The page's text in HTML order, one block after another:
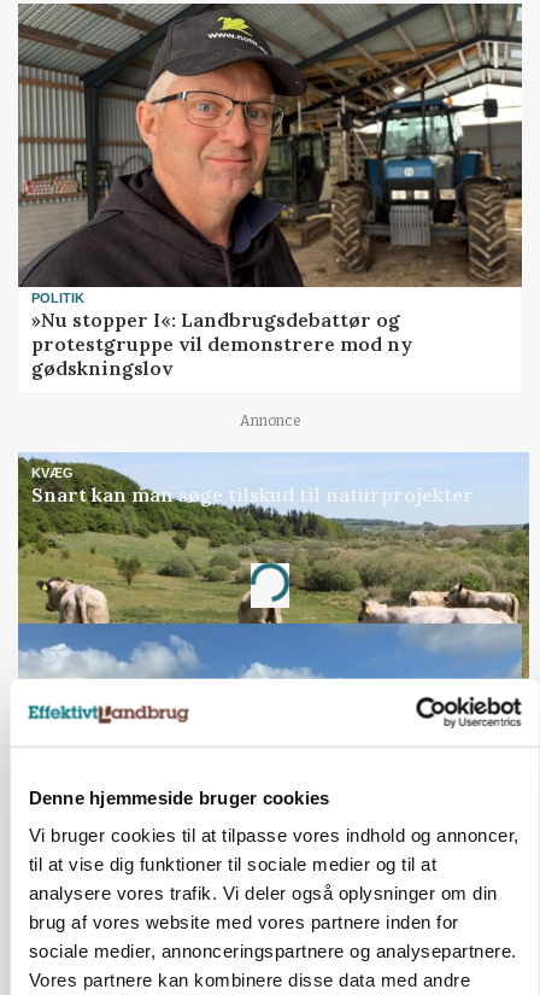
Denne hjemmeside bruger cookies
Vi bruger cookies til at tilpasse vores indhold og annoncer,
til at vise dig funktioner til sociale medier og til at
analysere vores trafik. Vi deler også oplysninger om din
brug af vores website med vores partnere inden for
sociale medier, annonceringspartnere og analysepartnere.
Vores partnere kan kombinere disse data med andre
POLITIK
»Nu stopper I«: Landbrugsdebattør og
protestgruppe vil demonstrere mod ny
gødskningslov
Annonce
KVÆG
Snart kan man søge tilskud til naturprojekter
Annonce
Loading...
PLANTER
Før såmaskinen kører: Her er efterårets største
skadedyrsrisici